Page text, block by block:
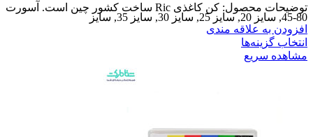
توضیحات محصول: کن کاغذی Ric ساخت کشور چین است. آسورت
80-45, سایز 20, سایز 25, سایز 30, سایز 35, سایز
افزودن به علاقه مندی
انتخاب گزینه‌ها
مشاهده سریع